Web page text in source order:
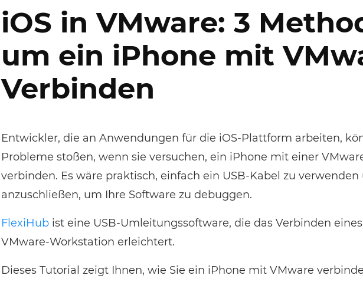
iOS in VMware: 3
um ein iPhone mit
Verbinden
Entwickler, die an Anwendungen für die iOS-Plattform arbeiten,
Probleme stoßen, wenn sie versuchen, ein iPhone mit einer
verbinden. Es wäre praktisch, einfach ein USB-Kabel zu verwenden
anzuschließen, um Ihre Software zu debuggen.
FlexiHubist eine USB-Umleitungssoftware, die das Verbinden
VMware-Workstation erleichtert.
Dieses Tutorial zeigt Ihnen, wie Sie ein iPhone mit VMware